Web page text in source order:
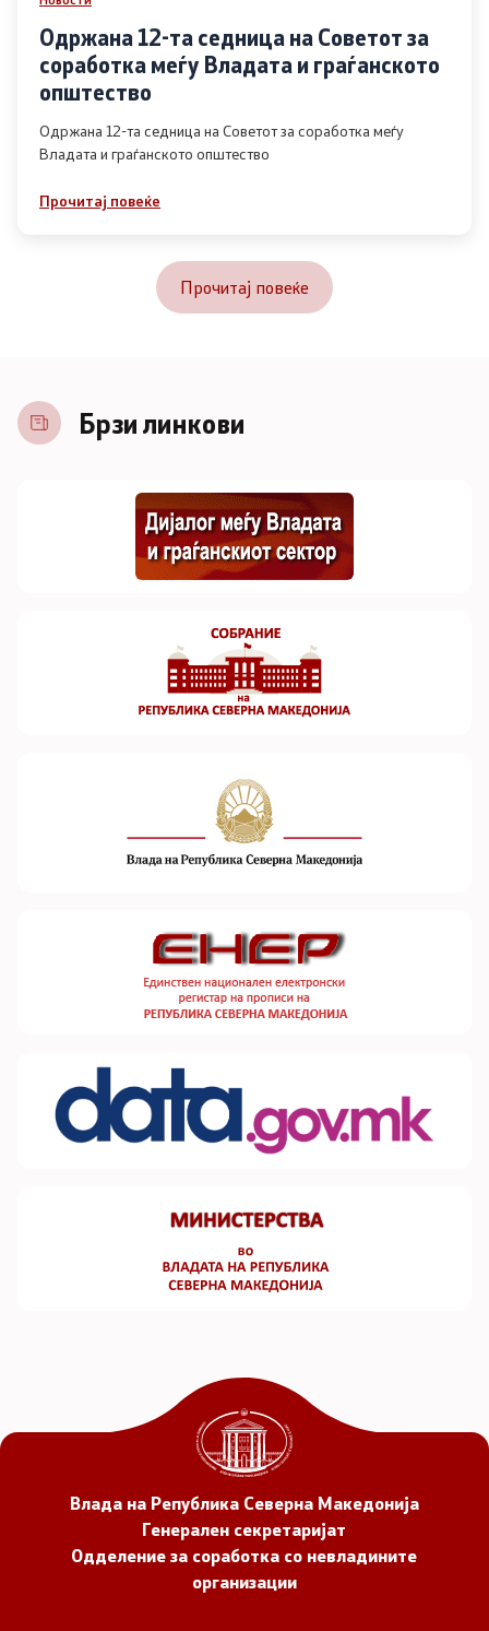
Одржана 12-та седница на Советот за
соработка меѓу Владата и граѓанското
општество
Одржана 12-та седница на Советот за соработка меѓу
Владата и граѓанското општество
Прочитај повеќе
Прочитај повеќе
Брзи линкови
Влада на Република Северна Македонија
Генерален секретаријат
Одделение за соработка со невладините
организации